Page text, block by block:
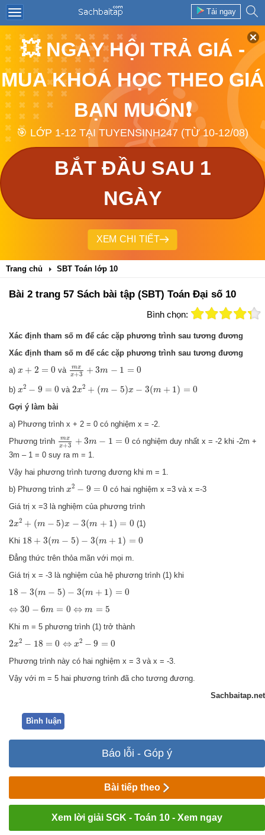
Tải ngay
💥 NGÀY HỘI TRẢ GIÁ -
MUA KHOÁ HỌC THEO GIÁ
BẠN MUỐN❗
🎯 LỚP 1-12 TẠI TUYENSINH247 (TỪ 10-12/08)
BẮT ĐẦU SAU 1
NGÀY
XEM CHI TIẾT
Trang chủ SBT Toán lớp 10
Bài 2 trang 57 Sách bài tập (SBT) Toán Đại số 10
Bình chọn:
Xác định tham số m để các cặp phương trình sau tương đương
Xác định tham số m để các cặp phương trình sau tương đương
a) x + 2 = 0
2 =0 và mx
x+3 + 3m − 1 = 0
mx + 3+ 1
b) x2 − 9 = 0
2 =
và2x2 + (m − 5)x − 3(m + 1) = 0
2 2 m −3 +1)
Gợi ý làm bài
a) Phương trình x + 2 = 0 có nghiệm x = -2.
Phương trình
mx
x+3 + 3m − 1 = 0
mx + + 1
có nghiệm duy nhất x = -2 khi -2m +
3m – 1 = 0 suy ra m = 1.
Vậy hai phương trình tương đương khi m = 1.
b) Phương trình x2 − 9 = 0
2 =
có hai nghiệm x =3 và x =-3
Giá trị x =3 là nghiệm của phương trình
2x2 + (m − 5)x − 3(m + 1) = 0
2 2 m −3 +1)
(1)
Khi 18 + 3(m − 5) − 3(m + 1) = 0
18 +3 (m 3( +1)
Đẳng thức trên thỏa mãn với mọi m.
Giá trị x = -3 là nghiệm của hệ phương trình (1) khi
18 − 3(m − 5) − 3(m + 1) = 0
18 (m 3( +1)
⇔ 30 − 6m = 0 ⇔ m = 5
⇔ 30− m m = 5
Khi m = 5 phương trình (1) trở thành
2x2 − 18 = 0 ⇔ x2 − 9 = 0
2 2 18 = ⇔x =0
Phương trình này có hai nghiệm x = 3 và x = -3.
Vậy với m = 5 hai phương trình đã cho tương đương.
Sachbaitap.net
Bình luận
Báo lỗi - Góp ý
Bài tiếp theo
Xem lời giải SGK - Toán 10 - Xem ngay